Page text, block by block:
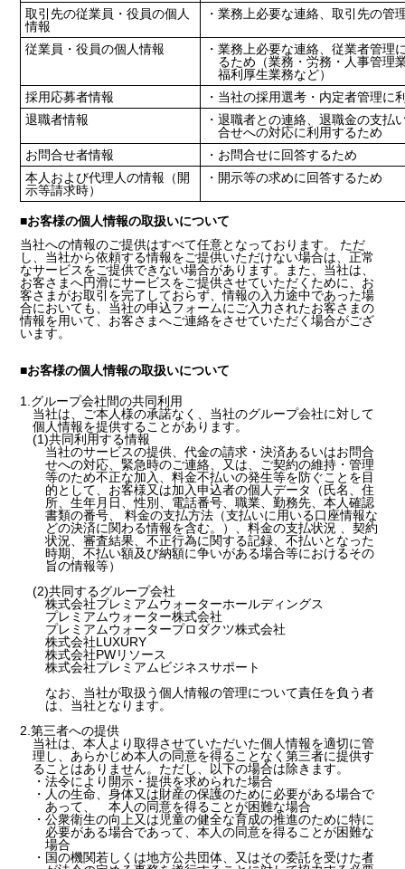
取引先の従業員・役員の個人
情報
・業務上必要な連絡、取引先の管
従業員・役員の個人情報
・業務上必要な連絡、従業者管理
るため（業務・労務・人事管理
福利厚生業務など）
採用応募者情報
・当社の採用選考・内定者管理に
退職者情報
・退職者との連絡、退職金の支払
合せへの対応に利用するため
お問合せ者情報
・お問合せに回答するため
本人および代理人の情報（開
示等請求時）
・開示等の求めに回答するため
■お客様の個人情報の取扱いについて
当社への情報のご提供はすべて任意となっております。 ただ
し、当社から依頼する情報をご提供いただけない場合は、正常
なサービスをご提供できない場合があります。また、当社は、
お客さまへ円滑にサービスをご提供させていただくために、お
客さまがお取引を完了しておらず、情報の入力途中であった場
合においても、当社の申込フォームにご入力されたお客さまの
情報を用いて、お客さまへご連絡をさせていただく場合がござ
います。
■お客様の個人情報の取扱いについて
1.グループ会社間の共同利用
当社は、ご本人様の承諾なく、当社のグループ会社に対して
個人情報を提供することがあります。
(1)共同利用する情報
当社のサービスの提供、代金の請求・決済あるいはお問合
せへの対応、緊急時のご連絡、又は、ご契約の維持・管理
等のため不正な加入、料金不払いの発生等を防ぐことを目
的として、お客様又は加入申込者の個人データ（氏名、住
所、生年月日、性別、電話番号、職業、勤務先、本人確認
書類の番号、 料金の支払方法（支払いに用いる口座情報な
どの決済に関わる情報を含む。）、料金の支払状況 、契約
状況、審査結果、不正行為に関する記録、不払いとなった
時期、不払い額及び納額に争いがある場合等におけるその
旨の情報等）
(2)共同するグループ会社
株式会社プレミアムウォーターホールディングス
プレミアムウォーター株式会社
プレミアムウォータープロダクツ株式会社
株式会社LUXURY
株式会社PWリソース
株式会社プレミアムビジネスサポート
なお、当社が取扱う個人情報の管理について責任を負う者
は、当社となります。
2.第三者への提供
当社は、本人より取得させていただいた個人情報を適切に管
理し、あらかじめ本人の同意を得ることなく第三者に提供す
ることはありません。ただし、以下の場合は除きます。
・法令により開示・提供を求められた場合
・人の生命、身体又は財産の保護のために必要がある場合で
あって、 本人の同意を得ることが困難な場合
・公衆衛生の向上又は児童の健全な育成の推進のために特に
必要がある場合であって、本人の同意を得ることが困難な
場合
・国の機関若しくは地方公共団体、又はその委託を受けた者